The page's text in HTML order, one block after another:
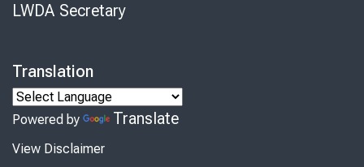
LWDA Secretary
Translation
Powered by Translate
View Disclaimer